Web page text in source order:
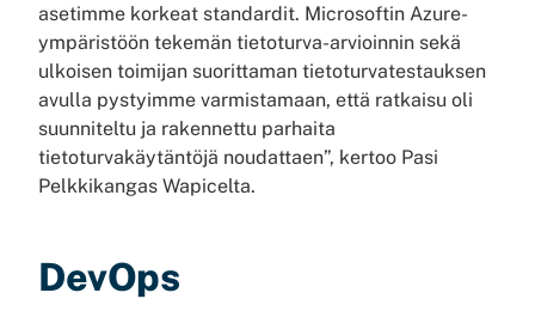
asetimme korkeat standardit. Microsoftin Azure-
ympäristöön tekemän tietoturva-arvioinnin sekä
ulkoisen toimijan suorittaman tietoturvatestauksen
avulla pystyimme varmistamaan, että ratkaisu oli
suunniteltu ja rakennettu parhaita
tietoturvakäytäntöjä noudattaen”, kertoo Pasi
Pelkkikangas Wapicelta.
DevOps